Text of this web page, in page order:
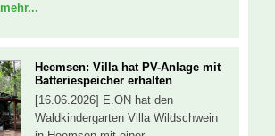
mehr...
Heemsen: Villa hat PV-Anlage mit
Batteriespeicher erhalten
[16.06.2026] E.ON hat den
Waldkindergarten Villa Wildschwein